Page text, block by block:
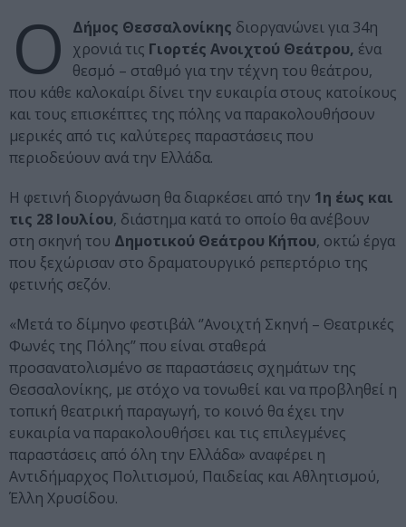
Ο Δήμος Θεσσαλονίκης διοργανώνει για 34η
χρονιά τις Γιορτές Ανοιχτού Θεάτρου, ένα
θεσμό – σταθμό για την τέχνη του θεάτρου,
που κάθε καλοκαίρι δίνει την ευκαιρία στους κατοίκους
και τους επισκέπτες της πόλης να παρακολουθήσουν
μερικές από τις καλύτερες παραστάσεις που
περιοδεύουν ανά την Ελλάδα.
Η φετινή διοργάνωση θα διαρκέσει από την 1η έως και
τις 28 Ιουλίου, διάστημα κατά το οποίο θα ανέβουν
στη σκηνή του Δημοτικού Θεάτρου Κήπου, οκτώ έργα
που ξεχώρισαν στο δραματουργικό ρεπερτόριο της
φετινής σεζόν.
«Μετά το δίμηνο φεστιβάλ ‘’Ανοιχτή Σκηνή – Θεατρικές
Φωνές της Πόλης’’ που είναι σταθερά
προσανατολισμένο σε παραστάσεις σχημάτων της
Θεσσαλονίκης, με στόχο να τονωθεί και να προβληθεί η
τοπική θεατρική παραγωγή, το κοινό θα έχει την
ευκαιρία να παρακολουθήσει και τις επιλεγμένες
παραστάσεις από όλη την Ελλάδα» αναφέρει η
Αντιδήμαρχος Πολιτισμού, Παιδείας και Αθλητισμού,
Έλλη Χρυσίδου.